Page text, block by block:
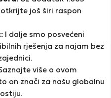
još širi raspon
I dalje smo posvećeni
rješenja za najam bez
više o ovom
on znači za našu globalnu
Ponude